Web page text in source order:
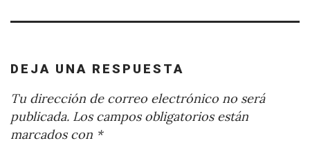
DEJA UNA RESPUESTA
Tu dirección de correo electrónico no será
publicada. Los campos obligatorios están
marcados con *